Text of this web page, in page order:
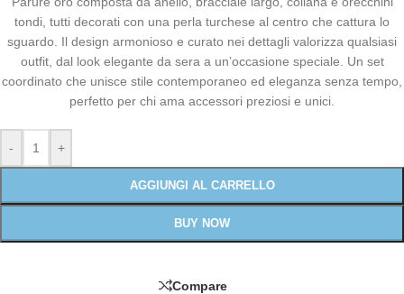
tondi, tutti decorati con una perla turchese al centro che cattura lo
sguardo. Il design armonioso e curato nei dettagli valorizza qualsiasi
outfit, dal look elegante da sera a un’occasione speciale. Un set
coordinato che unisce stile contemporaneo ed eleganza senza tempo,
perfetto per chi ama accessori preziosi e unici.
- +
AGGIUNGI AL CARRELLO
BUY NOW
Compare